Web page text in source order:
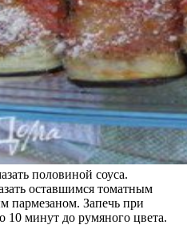
половиной соуса.
оставшимся томатным
пармезаном. Запечь при
10 минут до румяного цвета.